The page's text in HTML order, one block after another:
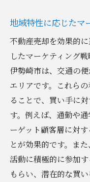
地域特性に応じたマ
不動産売却を効果的
したマーケティング
伊勢崎市は、交通の
エリアです。これら
ることで、買い手に
す。例えば、通勤や
ーゲット顧客層に対
とが効果的です。ま
活動に積極的に参加
もらい、潜在的な買